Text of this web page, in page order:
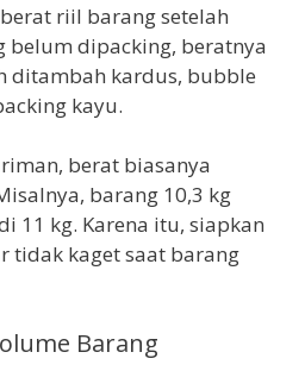
riil barang setelah
belum dipacking, beratnya
ditambah kardus, bubble
kayu.
berat biasanya
barang 10,3 kg
11 kg. Karena itu, siapkan
tidak kaget saat barang
Barang